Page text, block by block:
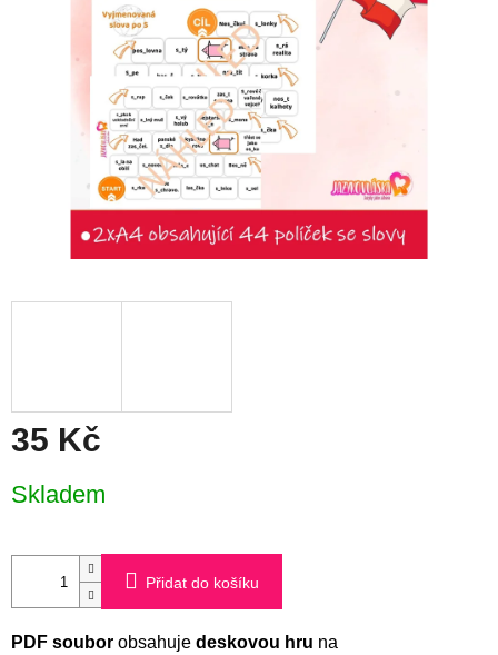
35 Kč
cena:
Skladem
Přidat do košíku
PDF soubor obsahuje deskovou hru na